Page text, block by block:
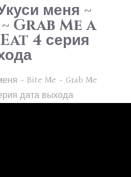
меня ~
Grab Me a
4 серия
~ Bite Me ~ Grab Me
дата выхода